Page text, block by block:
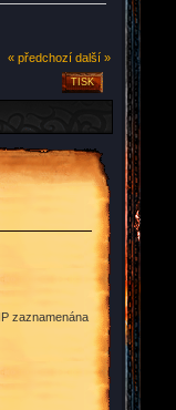
« předchozí další »
TISK
zaznamenána